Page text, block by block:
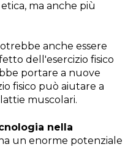
ma anche più
anche essere
dell'esercizio fisico
portare a nuove
fisico può aiutare a
muscolari.
nella
ha un enorme potenziale